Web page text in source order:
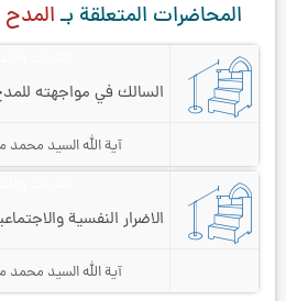
المحاضرات المتعلقة بـالمدح
السالك في مواجهته
آية الله السيد
الاضرار النفسية
آية الله السيد